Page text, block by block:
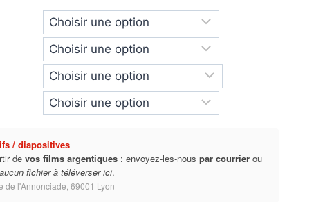
/ diapositives
de vos films argentiques: envoyez-les-nous par courrierou
aucun fichier à téléverser ici.
de l'Annonciade, 69001 Lyon